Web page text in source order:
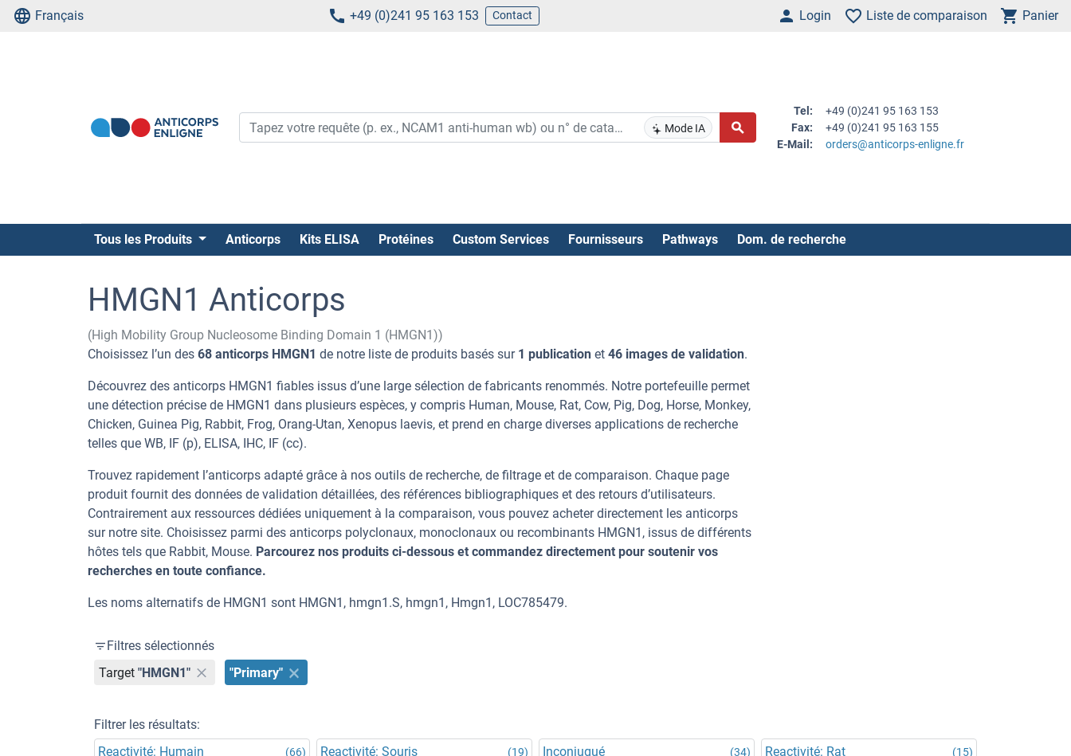
Français +49 (0)241 95 163 153 Contact Login Liste de comparaison Panier
Mode IA
Tel:
+49 (0)241 95 163 153
Fax:
+49 (0)241 95 163 155
E-Mail:
orders@anticorps-enligne.fr
Tous les Produits Anticorps Kits ELISA Protéines Custom Services Fournisseurs Pathways Dom. de recherche
HMGN1 Anticorps
(High Mobility Group Nucleosome Binding Domain 1 (HMGN1))
Choisissez l’un des 68 anticorps HMGN1 de notre liste de produits basés sur 1 publication et 46 images de validation.
Découvrez des anticorps HMGN1 fiables issus d’une large sélection de fabricants renommés. Notre portefeuille permet
une détection précise de HMGN1 dans plusieurs espèces, y compris Human, Mouse, Rat, Cow, Pig, Dog, Horse, Monkey,
Chicken, Guinea Pig, Rabbit, Frog, Orang-Utan, Xenopus laevis, et prend en charge diverses applications de recherche
telles que WB, IF (p), ELISA, IHC, IF (cc).
Trouvez rapidement l’anticorps adapté grâce à nos outils de recherche, de filtrage et de comparaison. Chaque page
produit fournit des données de validation détaillées, des références bibliographiques et des retours d’utilisateurs.
Contrairement aux ressources dédiées uniquement à la comparaison, vous pouvez acheter directement les anticorps
sur notre site. Choisissez parmi des anticorps polyclonaux, monoclonaux ou recombinants HMGN1, issus de différents
hôtes tels que Rabbit, Mouse. Parcourez nos produits ci-dessous et commandez directement pour soutenir vos
recherches en toute confiance.
Les noms alternatifs de HMGN1 sont HMGN1, hmgn1.S, hmgn1, Hmgn1, LOC785479.
Filtres sélectionnés
Target "HMGN1" "Primary"
Filtrer les résultats:
Reactivité: Humain
(66) Reactivité: Souris (19) Inconjugué (34) Reactivité: Rat (15)